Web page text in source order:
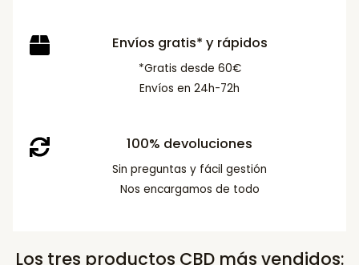
Envíos gratis* y rápidos
*Gratis desde 60€
Envíos en 24h-72h
100% devoluciones
Sin preguntas y fácil gestión
Nos encargamos de todo
Los tres productos CBD más vendidos: